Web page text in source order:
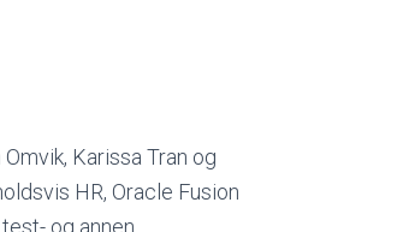
Karissa Tran og
HR, Oracle Fusion
og annen